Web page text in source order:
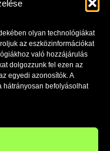
olyan technológiákat
az eszközinformációkat
való hozzájárulás
dolgozzunk fel ezen az
egyedi azonosítók. A
hátrányosan befolyásolhat